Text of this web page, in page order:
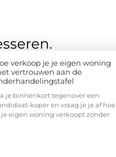
verkoop je je eigen woning
vertrouwen aan de
je binnenkort tegenover een
koper en vraag je je af hoe
je eigen woning verkoopt zonder